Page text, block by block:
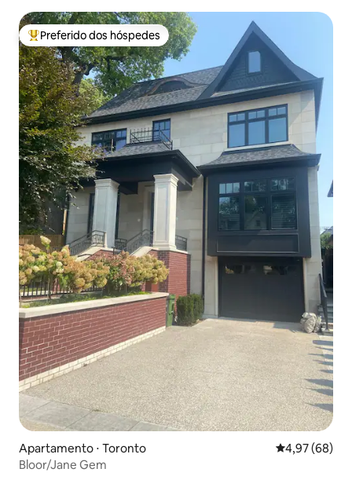
Entre os melhores preferidos dos hóspedes
Preferido dos hóspedes
Apartamento ⋅ Toronto 4,97 de uma
4,97 (68)
Bloor/Jane Gem